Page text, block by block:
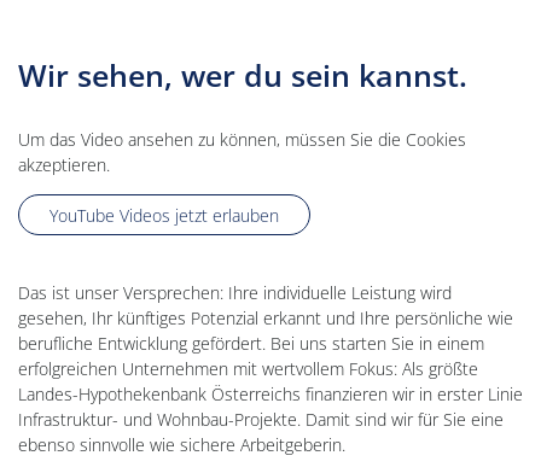
Wir sehen, wer du sein kannst.
Um das Video ansehen zu können, müssen Sie die Cookies
akzeptieren.
YouTube Videos jetzt erlauben
Das ist unser Versprechen: Ihre individuelle Leistung wird
gesehen, Ihr künftiges Potenzial erkannt und Ihre persönliche wie
berufliche Entwicklung gefördert. Bei uns starten Sie in einem
erfolgreichen Unternehmen mit wertvollem Fokus: Als größte
Landes-Hypothekenbank Österreichs finanzieren wir in erster Linie
Infrastruktur- und Wohnbau-Projekte. Damit sind wir für Sie eine
ebenso sinnvolle wie sichere Arbeitgeberin.